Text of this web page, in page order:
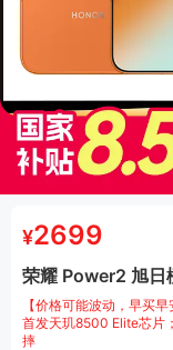
¥2699
荣耀 Power2 旭
【价格可能波动，早买
首发天玑8500 Elite芯片
摔